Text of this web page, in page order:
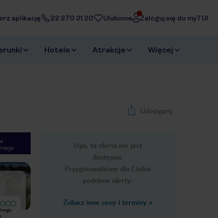
aplikację 22 270 31 20 Ulubione Zaloguj się do myTUI
Hotele Atrakcje Więcej
Udostępnij
Ups, ta oferta nie jest
dostępna.
Przygotowaliśmy dla Ciebie
podobne oferty:
Zobacz inne ceny i terminy »
Next slide
1/34